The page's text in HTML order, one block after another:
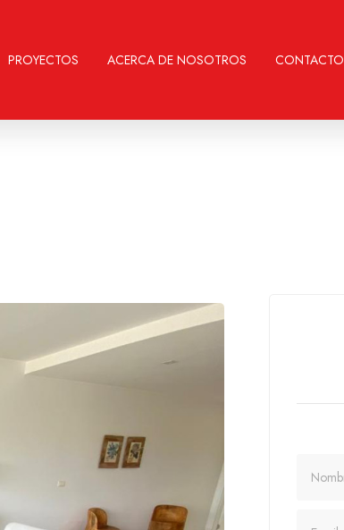
PROYECTOS ACERCA DE NOSOTROS CONTACTO